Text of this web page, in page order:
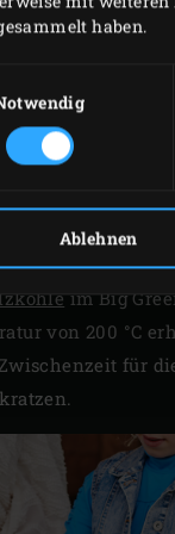
haben.
Ablehnen
im Big
von 200 °C
für